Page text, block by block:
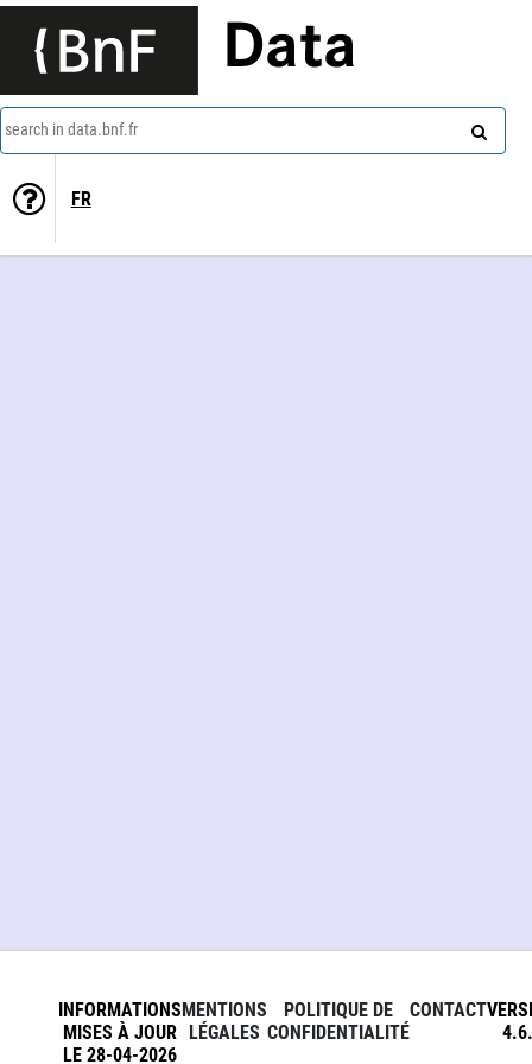
Data
search in data.bnf.fr
FR
INFORMATIONS
MISES À JOUR
LE 28-04-2026
MENTIONS
LÉGALES
POLITIQUE DE
CONFIDENTIALITÉ
CONTACT